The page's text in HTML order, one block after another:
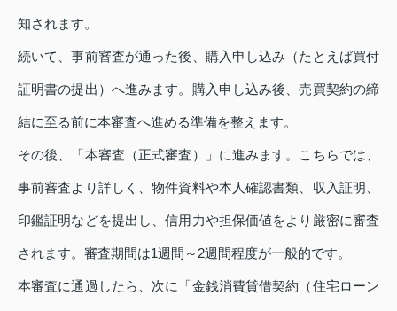
知されます。
続いて、事前審査が通った後、購入申し込み（たとえば買付
証明書の提出）へ進みます。購入申し込み後、売買契約の締
結に至る前に本審査へ進める準備を整えます。
その後、「本審査（正式審査）」に進みます。こちらでは、
事前審査より詳しく、物件資料や本人確認書類、収入証明、
印鑑証明などを提出し、信用力や担保価値をより厳密に審査
されます。審査期間は1週間～2週間程度が一般的です。
本審査に通過したら、次に「金銭消費貸借契約（住宅ローン